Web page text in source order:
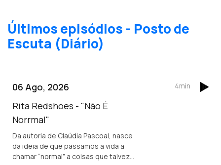
Últimos episódios - Posto de
Escuta (Diário)
06 Ago, 2026
Rita Redshoes - "Não É
Norrmal"
Da autoria de Claúdia Pascoal, nasce
da ideia de que passamos a vida a
chamar “normal” a coisas que talvez
4min